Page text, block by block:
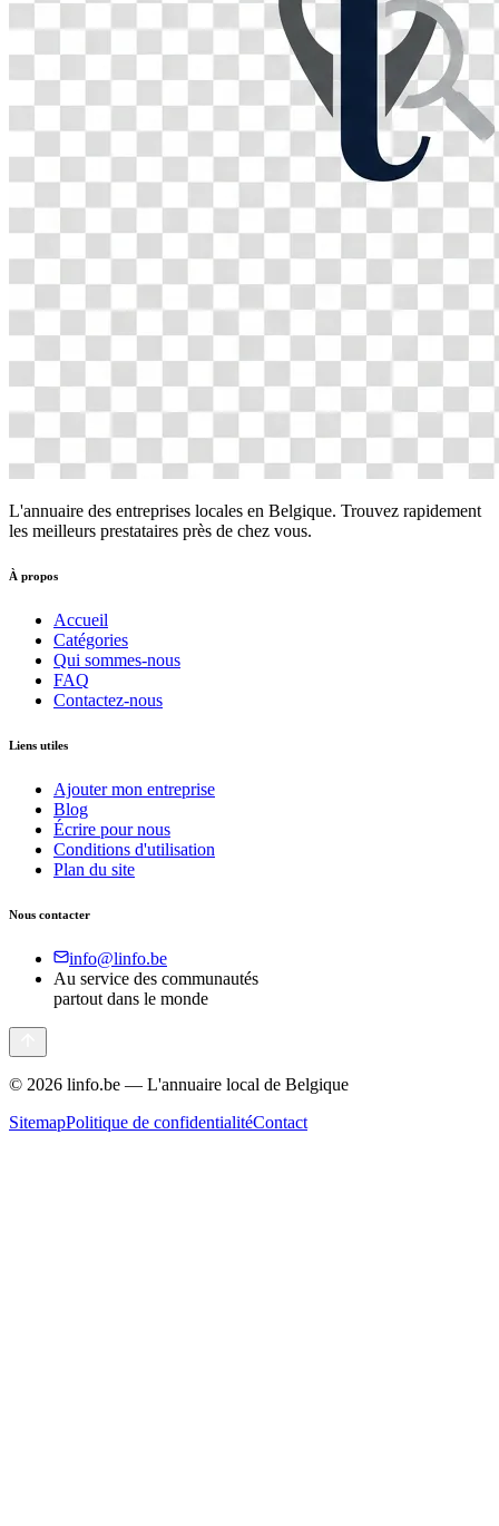
L'annuaire des entreprises locales en Belgique. Trouvez rapidement
les meilleurs prestataires près de chez vous.
À propos
Accueil
Catégories
Qui sommes-nous
FAQ
Contactez-nous
Liens utiles
Ajouter mon entreprise
Blog
Écrire pour nous
Conditions d'utilisation
Plan du site
Nous contacter
info@linfo.be
Au service des communautés
partout dans le monde
© 2026 linfo.be — L'annuaire local de Belgique
SitemapPolitique de confidentialitéContact